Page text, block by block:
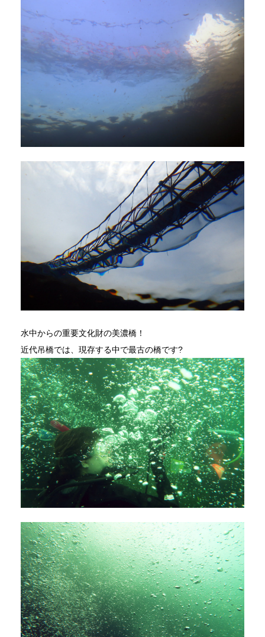
水中からの重要文化財の美濃橋！
近代吊橋では、現存する中で最古の橋です?